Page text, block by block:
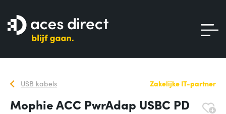
USB kabels Zakelijke IT-partner
Mophie ACC PwrAdap USBC PD